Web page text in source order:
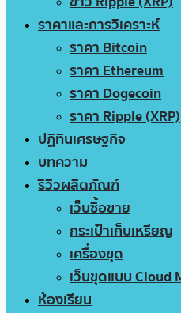
ราคาและการวิเคราะห์
ราคา Bitcoin
ราคา Ethereum
ราคา Dogecoin
ราคา Ripple (XRP)
ปฏิทินเศรษฐกิจ
บทความ
รีวิวผลิตภัณฑ์
เว็บซื้อขาย
กระเป๋าเก็บเหรียญ
เครื่องขุด
เว็บขุดแบบ Cloud
ห้องเรียน